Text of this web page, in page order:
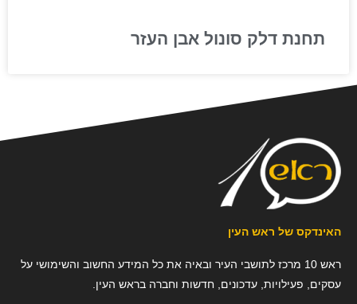
תחנת דלק סונול אבן העזר
האינדקס של ראש העין
ראש 10 מרכז לתושבי העיר ובאיה את כל המידע החשוב והשימושי על
עסקים, פעילויות, עדכונים, חדשות וחברה בראש העין.